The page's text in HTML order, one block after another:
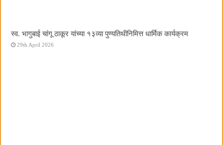
स्व. भागुबाई चांगू ठाकूर यांच्या १३व्या पुण्यतिथीनिमित्त धार्मिक कार्यक्रम
29th April 2026